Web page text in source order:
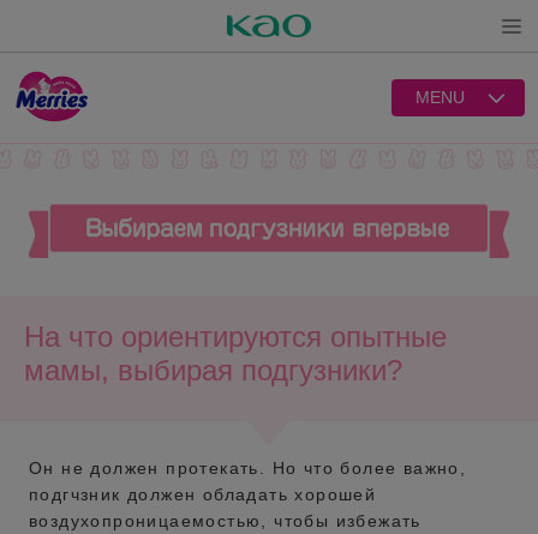
MENU
На что ориентируются опытные
мамы, выбирая подгузники?
Он не должен протекать. Но что более важно,
подгчзник должен обладать хорошей
воздухопроницаемостью, чтобы избежать